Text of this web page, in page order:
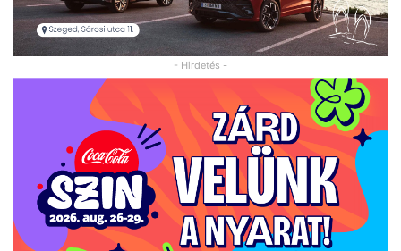
- Hirdetés -